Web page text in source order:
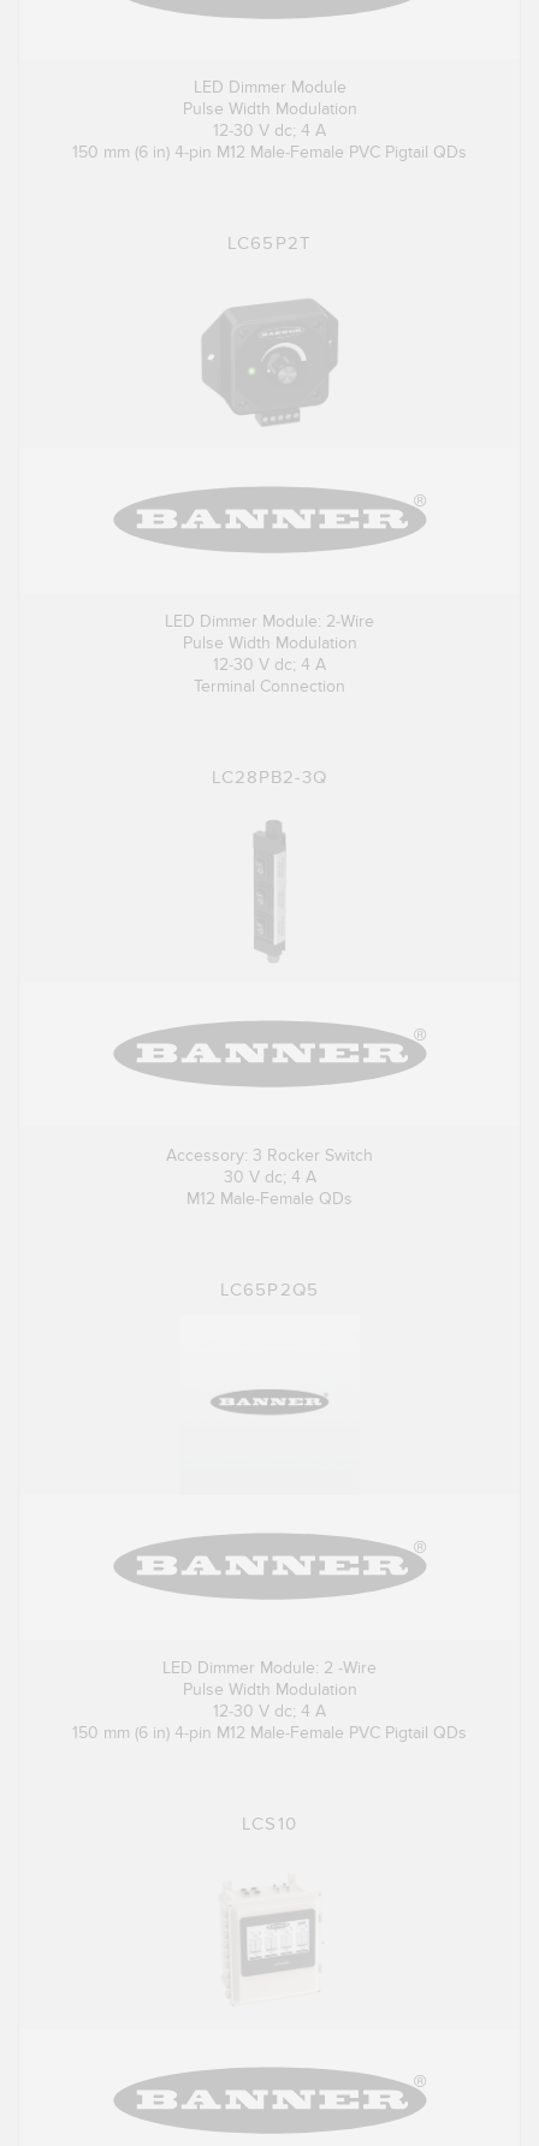
LED Dimmer Module
Pulse Width Modulation
12-30 V dc; 4 A
150 mm (6 in) 4-pin M12 Male-Female PVC Pigtail QDs
LC65P2T
LED Dimmer Module: 2-Wire
Pulse Width Modulation
12-30 V dc; 4 A
Terminal Connection
LC28PB2-3Q
Accessory: 3 Rocker Switch
30 V dc; 4 A
M12 Male-Female QDs
LC65P2Q5
LED Dimmer Module: 2 -Wire
Pulse Width Modulation
12-30 V dc; 4 A
150 mm (6 in) 4-pin M12 Male-Female PVC Pigtail QDs
LCS10